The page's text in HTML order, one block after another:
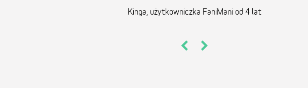
Kinga, użytkowniczka FaniMani od 4 lat